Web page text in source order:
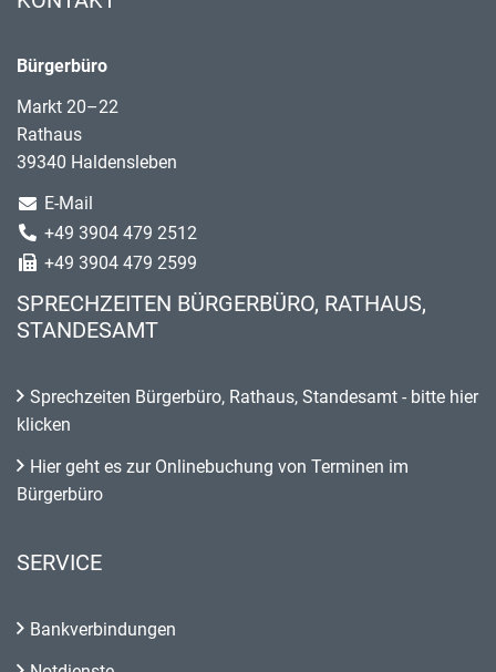
Bürgerbüro
Markt 20–22
Rathaus
39340 Haldensleben
E-Mail
+49 3904 479 2512
+49 3904 479 2599
SPRECHZEITEN BÜRGERBÜRO, RATHAUS,
STANDESAMT
Sprechzeiten Bürgerbüro, Rathaus, Standesamt - bitte hier
klicken
Hier geht es zur Onlinebuchung von Terminen im
Bürgerbüro
SERVICE
Bankverbindungen